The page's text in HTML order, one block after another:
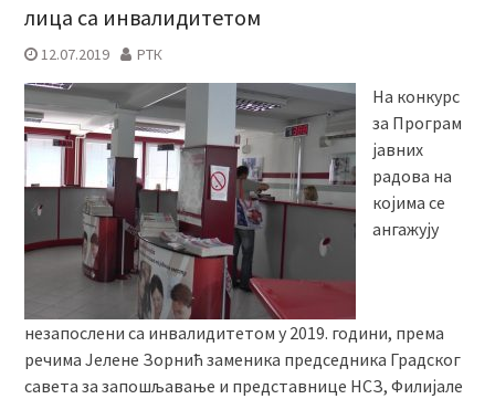
лица са инвалидитетом
12.07.2019 РТК
На конкурс
за Програм
јавних
радова на
којима се
ангажују
незапослени са инвалидитетом у 2019. години, према
речима Јелене Зорнић заменика председника Градског
савета за запошљавање и представнице НСЗ, Филијале